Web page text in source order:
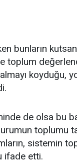
bunların
toplum
koyduğu,
de olsa bu
toplumu
sistemin
ifade etti.